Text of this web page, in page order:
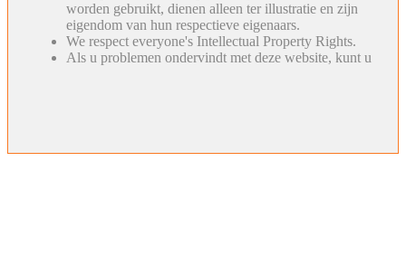
worden gebruikt, dienen alleen ter illustratie en zijn
eigendom van hun respectieve eigenaars.
We respect everyone's Intellectual Property Rights.
Als u problemen ondervindt met deze website, kunt u